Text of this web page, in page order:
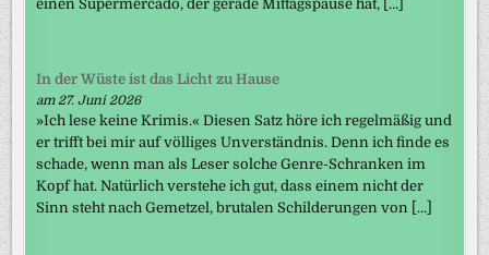
einen Supermercado, der gerade Mittagspause hat, […]
In der Wüste ist das Licht zu Hause
am 27. Juni 2026
»Ich lese keine Krimis.« Diesen Satz höre ich regelmäßig und
er trifft bei mir auf völliges Unverständnis. Denn ich finde es
schade, wenn man als Leser solche Genre-Schranken im
Kopf hat. Natürlich verstehe ich gut, dass einem nicht der
Sinn steht nach Gemetzel, brutalen Schilderungen von […]